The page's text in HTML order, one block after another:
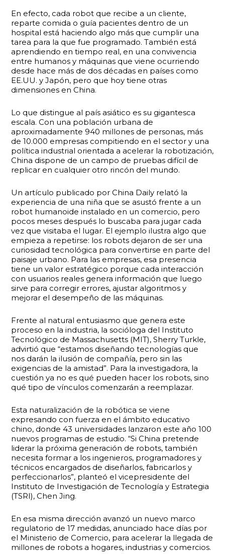
En efecto, cada robot que recibe a un cliente,
reparte comida o guía pacientes dentro de un
hospital está haciendo algo más que cumplir una
tarea para la que fue programado. También está
aprendiendo en tiempo real, en una convivencia
entre humanos y máquinas que viene ocurriendo
desde hace más de dos décadas en países como
EE.UU. y Japón, pero que hoy tiene otras
dimensiones en China.
Lo que distingue al país asiático es su gigantesca
escala. Con una población urbana de
aproximadamente 940 millones de personas, más
de 10.000 empresas compitiendo en el sector y una
política industrial orientada a acelerar la robotización,
China dispone de un campo de pruebas difícil de
replicar en cualquier otro rincón del mundo.
Un artículo publicado por China Daily relató la
experiencia de una niña que se asustó frente a un
robot humanoide instalado en un comercio, pero
pocos meses después lo buscaba para jugar cada
vez que visitaba el lugar. El ejemplo ilustra algo que
empieza a repetirse: los robots dejaron de ser una
curiosidad tecnológica para convertirse en parte del
paisaje urbano. Para las empresas, esa presencia
tiene un valor estratégico porque cada interacción
con usuarios reales genera información que luego
sirve para corregir errores, ajustar algoritmos y
mejorar el desempeño de las máquinas.
Frente al natural entusiasmo que genera este
proceso en la industria, la socióloga del Instituto
Tecnológico de Massachusetts (MIT), Sherry Turkle,
advirtió que “estamos diseñando tecnologías que
nos darán la ilusión de compañía, pero sin las
exigencias de la amistad”. Para la investigadora, la
cuestión ya no es qué pueden hacer los robots, sino
qué tipo de vínculos comenzarán a reemplazar.
Esta naturalización de la robótica se viene
expresando con fuerza en el ámbito educativo
chino, donde 43 universidades lanzaron este año 100
nuevos programas de estudio. “Si China pretende
liderar la próxima generación de robots, también
necesita formar a los ingenieros, programadores y
técnicos encargados de diseñarlos, fabricarlos y
perfeccionarlos”, planteó el vicepresidente del
Instituto de Investigación de Tecnología y Estrategia
(TSRI), Chen Jing.
En esa misma dirección avanzó un nuevo marco
regulatorio de 17 medidas, anunciado hace días por
el Ministerio de Comercio, para acelerar la llegada de
millones de robots a hogares, industrias y comercios.